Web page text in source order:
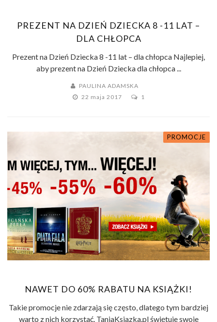
PREZENT NA DZIEŃ DZIECKA 8 -11 LAT –
DLA CHŁOPCA
Prezent na Dzień Dziecka 8 -11 lat – dla chłopca Najlepiej,
aby prezent na Dzień Dziecka dla chłopca ...
PAULINA ADAMSKA
22 maja 2017
1
PROMOCJE
NAWET DO 60% RABATU NA KSIĄŻKI!
Takie promocje nie zdarzają się często, dlatego tym bardziej
warto z nich korzystać. TaniaKsiazka.pl świętuje swoje